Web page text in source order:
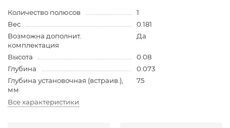
Количество полюсов
1
Вес
0.181
Возможна дополнит.
комплектация
Да
Высота
0.08
Глубина
0.073
Глубина установочная (встраив.),
мм
75
Все характеристики